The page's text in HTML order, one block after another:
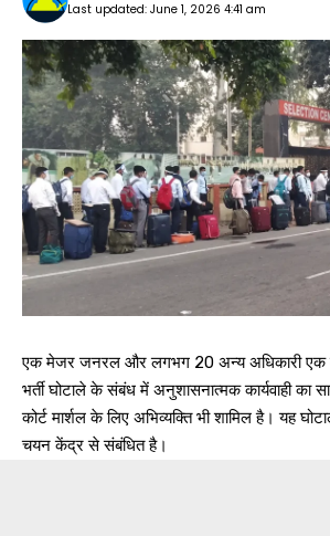
Last updated: June 1, 2026 4:41 am
एक मेजर जनरल और लगभग 20 अन्य अधिकारी
भर्ती घोटाले के संबंध में अनुशासनात्मक कार्यवाही का
कोर्ट मार्शल के लिए अभिव्यक्ति भी शामिल है। यह
चयन केंद्र से संबंधित है।